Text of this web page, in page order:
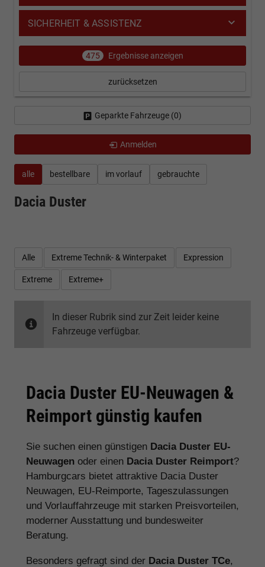
alle bestellbare im vorlauf gebrauchte
Dacia Duster
Alle Extreme Technik- & Winterpaket Expression
Extreme Extreme+
In dieser Rubrik sind zur Zeit leider keine
Fahrzeuge verfügbar.
Dacia Duster EU-Neuwagen &
Reimport günstig kaufen
Sie suchen einen günstigen Dacia Duster EU-
Neuwagen oder einen Dacia Duster Reimport?
Hamburgcars bietet attraktive Dacia Duster
Neuwagen, EU-Reimporte, Tageszulassungen
und Vorlauffahrzeuge mit starken Preisvorteilen,
moderner Ausstattung und bundesweiter
Beratung.
Besonders gefragt sind der Dacia Duster TCe,
SICHERHEIT & ASSISTENZ
475 Ergebnisse anzeigen
zurücksetzen
Geparkte Fahrzeuge (0)
Anmelden